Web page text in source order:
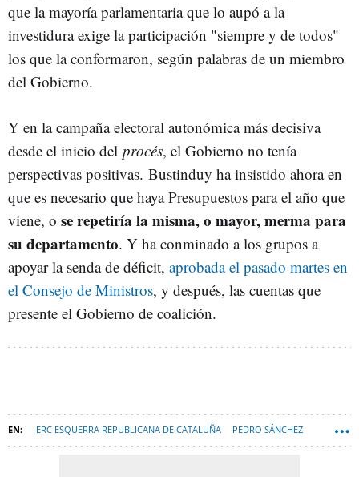
que la mayoría parlamentaria que lo aupó a la
investidura exige la participación "siempre y de todos"
los que la conformaron, según palabras de un miembro
del Gobierno.
Y en la campaña electoral autonómica más decisiva
desde el inicio del procés, el Gobierno no tenía
perspectivas positivas. Bustinduy ha insistido ahora en
que es necesario que haya Presupuestos para el año que
viene, o se repetiría la misma, o mayor, merma para
su departamento. Y ha conminado a los grupos a
apoyar la senda de déficit, aprobada el pasado martes en
el Consejo de Ministros, y después, las cuentas que
presente el Gobierno de coalición.
ERC ESQUERRA REPUBLICANA DE CATALUÑA PEDRO SÁNCHEZ